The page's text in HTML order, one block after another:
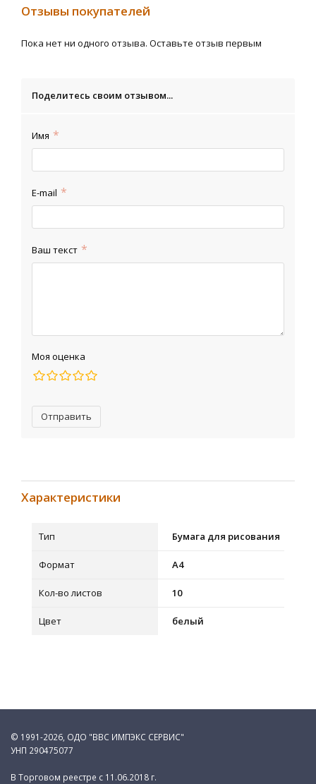
Отзывы покупателей
Пока нет ни одного отзыва. Оставьте отзыв первым
Поделитесь своим отзывом...
Имя
E-mail
Ваш текст
Моя оценка
Отправить
Характеристики
Тип Бумага для рисования
Формат A4
Кол-во листов 10
Цвет белый
© 1991-2026, ОДО "ВВС ИМПЭКС СЕРВИС"
УНП 290475077
В Торговом реестре с 11.06.2018 г.